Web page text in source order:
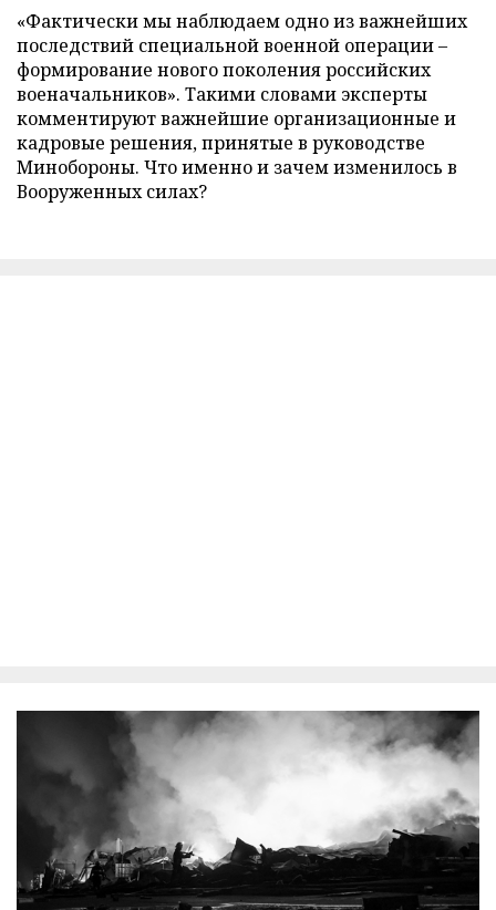
«Фактически мы наблюдаем одно из важнейших
последствий специальной военной операции –
формирование нового поколения российских
военачальников». Такими словами эксперты
комментируют важнейшие организационные и
кадровые решения, принятые в руководстве
Минобороны. Что именно и зачем изменилось в
Вооруженных силах?